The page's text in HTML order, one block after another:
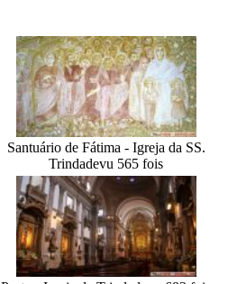
Santuário de Fátima - Igreja da SS.
Trindadevu 565 fois